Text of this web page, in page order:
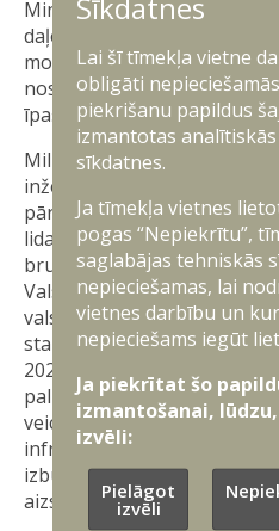
Ministru kabinets atbalstīja
daļēju attīstību publiskās un
modelī, savukārt 9. oktobrī
noslēdza vienošanos ar VAS
īpašumi” par projekta
Militārā poligona teritorijā
inženiertehniskās
pārvietošanās, gaisa kuģu
lidaparātu apmācības.
bruņoto spēku karavīri,
Valsts aizsardzības
valstu vienības. 2026. gadā
starptautiskas militārās
2022. gada NATO samitā
palielināt sabiedroto spēku
veicināja nepieciešamību
infrastruktūru Latvijā.
izbūvi ir Latvijas pieņemts
aizsardzības spēju
Lai šī tīmekļa vietne
obligāti
piekrišanu papildus
izmantotas
sīkdatnes.
Ja tīmekļa vietnes
pogas “Nepiekrītu”,
saglabājas tehniskās
nepieciešamas, lai
vietnes darbību un
nepieciešams iegūt
Ja piekrītat šo
izmantošanai,
izvēli:
Pielāgot
izvēli